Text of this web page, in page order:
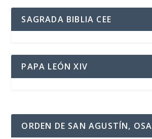
SAGRADA BIBLIA CEE
PAPA LEÓN XIV
ORDEN DE SAN AGUSTÍN, OSA